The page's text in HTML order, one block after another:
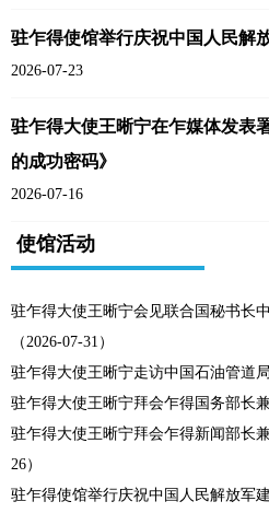
驻乍得使馆举行庆祝中国人民解
2026-07-23
驻乍得大使王晰宁在乍媒体发表
的成功密码》
2026-07-16
使馆活动
驻乍得大使王晰宁会见联合国秘书长
（2026-07-31）
驻乍得大使王晰宁走访中国石油管道
驻乍得大使王晰宁拜会乍得国务部长
驻乍得大使王晰宁拜会乍得新闻部长
26）
驻乍得使馆举行庆祝中国人民解放军